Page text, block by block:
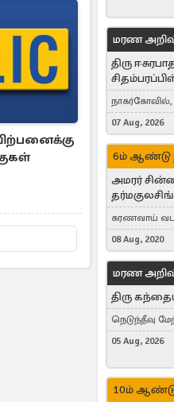
மரண
திரு
நாகர்கோவில்,
Australia
07 Aug, 2026
6ம் ஆண்டு
அமரர்
கரணவாய்
Switzerland
08 Aug, 2020
மரண
திரு
நெடுந்தீவு
05 Aug, 2026
10ம்